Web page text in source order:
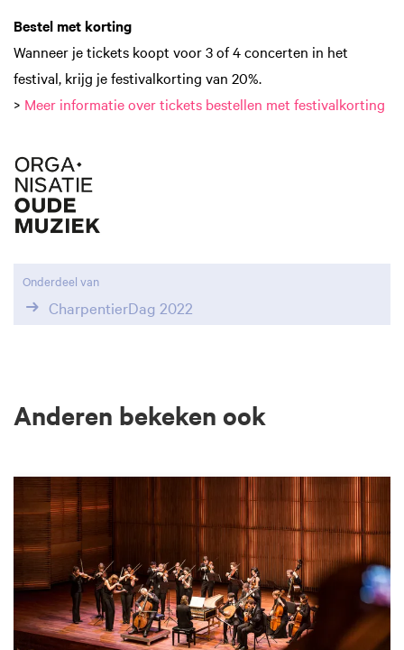
Bestel met korting
Wanneer je tickets koopt voor 3 of 4 concerten in het
festival, krijg je festivalkorting van 20%.
> Meer informatie over tickets bestellen met festivalkorting
Onderdeel van
CharpentierDag 2022
Anderen bekeken ook